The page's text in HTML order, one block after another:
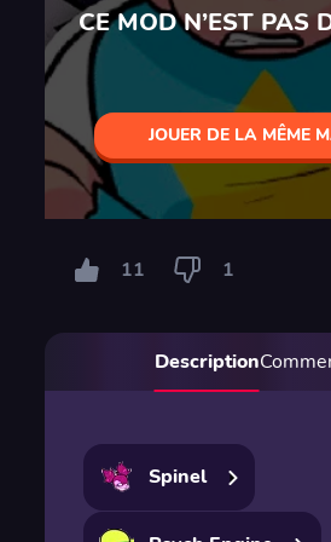
CE MOD N’EST PAS
JOUER DE LA MÊME
11 1
Description
Spinel